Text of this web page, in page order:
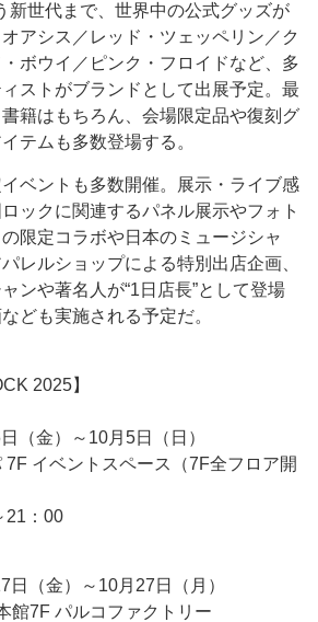
新世代まで、世界中の公式グッズが
アシス／レッド・ツェッペリン／ク
ボウイ／ピンク・フロイドなど、多
ストがブランドとして出展予定。最
籍はもちろん、会場限定品や復刻グ
テムも多数登場する。
ベントも多数開催。展示・ライブ感
ックに関連するパネル展示やフォト
限定コラボや日本のミュージシャ
レルショップによる特別出店企画、
ンや著名人が“1日店長”として登場
ども実施される予定だ。
2025】
（金）～10月5日（日）
イベントスペース（7F全フロア開
21：00
日（金）～10月27日（月）
館7F パルコファクトリー